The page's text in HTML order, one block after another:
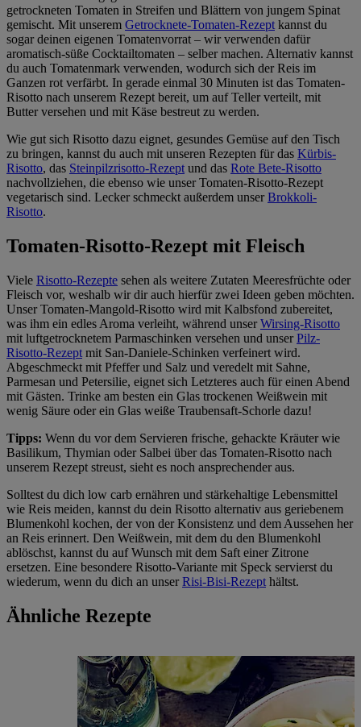
getrockneten Tomaten in Streifen und Blättern von jungem Spinat
gemischt. Mit unserem Getrocknete-Tomaten-Rezept kannst du
sogar deinen eigenen Tomatenvorrat – wir verwenden dafür
aromatisch-süße Cocktailtomaten – selber machen. Alternativ kannst
du auch Tomatenmark verwenden, wodurch sich der Reis im
Ganzen rot verfärbt. In gerade einmal 30 Minuten ist das Tomaten-
Risotto nach unserem Rezept bereit, um auf Teller verteilt, mit
Butter versehen und mit Käse bestreut zu werden.
Wie gut sich Risotto dazu eignet, gesundes Gemüse auf den Tisch
zu bringen, kannst du auch mit unseren Rezepten für das Kürbis-
Risotto, das Steinpilzrisotto-Rezept und das Rote Bete-Risotto
nachvollziehen, die ebenso wie unser Tomaten-Risotto-Rezept
vegetarisch sind. Lecker schmeckt außerdem unserBrokkoli-
Risotto.
Tomaten-Risotto-Rezept mit Fleisch
Viele Risotto-Rezepte sehen als weitere Zutaten Meeresfrüchte oder
Fleisch vor, weshalb wir dir auch hierfür zwei Ideen geben möchten.
Unser Tomaten-Mangold-Risotto wird mit Kalbsfond zubereitet,
was ihm ein edles Aroma verleiht, während unserWirsing-Risotto
mit luftgetrocknetem Parmaschinken versehen und unserPilz-
Risotto-Rezept mit San-Daniele-Schinken verfeinert wird.
Abgeschmeckt mit Pfeffer und Salz und veredelt mit Sahne,
Parmesan und Petersilie, eignet sich Letzteres auch für einen Abend
mit Gästen. Trinke am besten ein Glas trockenen Weißwein mit
wenig Säure oder ein Glas weiße Traubensaft-Schorle dazu!
Tipps: Wenn du vor dem Servieren frische, gehackte Kräuter wie
Basilikum, Thymian oder Salbei über das Tomaten-Risotto nach
unserem Rezept streust, sieht es noch ansprechender aus.
Solltest du dich low carb ernähren und stärkehaltige Lebensmittel
wie Reis meiden, kannst du dein Risotto alternativ aus geriebenem
Blumenkohl kochen, der von der Konsistenz und dem Aussehen her
an Reis erinnert. Den Weißwein, mit dem du den Blumenkohl
ablöschst, kannst du auf Wunsch mit dem Saft einer Zitrone
ersetzen. Eine besondere Risotto-Variante mit Speck servierst du
wiederum, wenn du dich an unserRisi-Bisi-Rezept hältst.
Ähnliche Rezepte